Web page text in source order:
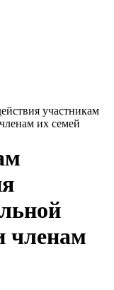
участникам
их семей
членам